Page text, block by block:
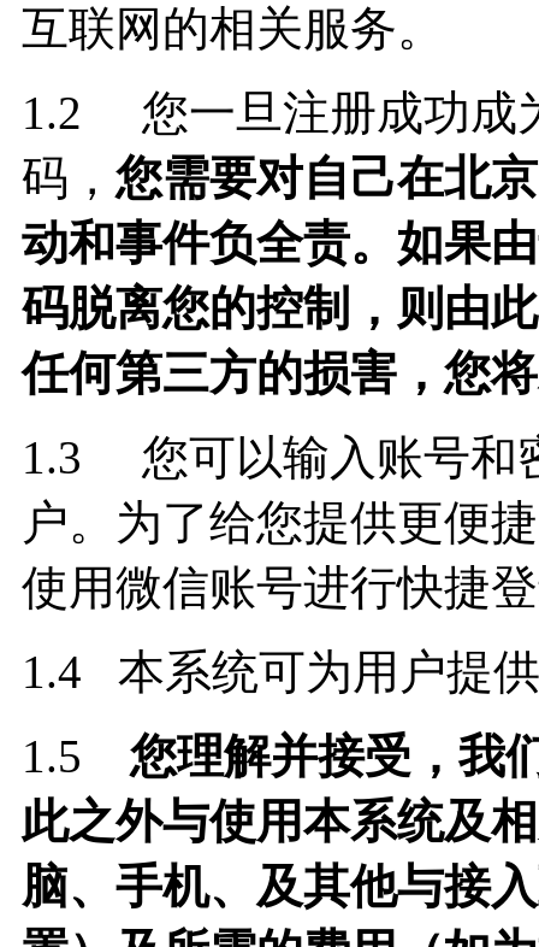
互联网的相关服务。
1.2 您一旦注册成功成
码， 您需要对自己在北
动和事件负全责。如果
码脱离您的控制，则由
任何第三方的损害，您
1.3 您可以输入账号和
户。为了给您提供更便
使用微信账号进行快捷
1.4 本系统可为用户提
1.5 您理解并接受，我
此之外与使用本系统及
脑、手机、及其他与接